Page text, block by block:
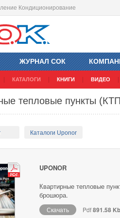
Кондиционирование
ЖУРНАЛ СОК
КАТАЛОГИ КНИГИ ВИДЕО
тепловые пункты
Каталоги Uponor
UPONOR
Квартирные тепловые
брошюра.
Скачать Pdf891.58 Kb